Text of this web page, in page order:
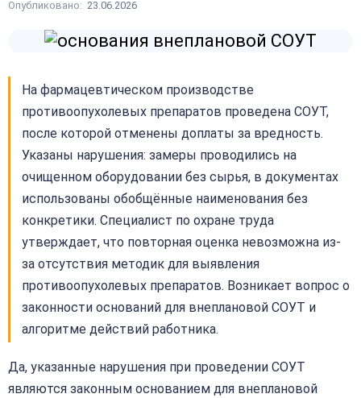
Опубликовано: 23.06.2026
На фармацевтическом производстве
противоопухолевых препаратов проведена СОУТ,
после которой отменены доплаты за вредность.
Указаны нарушения: замеры проводились на
очищенном оборудовании без сырья, в документах
использованы обобщённые наименования без
конкретики. Специалист по охране труда
утверждает, что повторная оценка невозможна из-
за отсутствия методик для выявления
противоопухолевых препаратов. Возникает вопрос о
законности оснований для внеплановой СОУТ и
алгоритме действий работника.
Да, указанные нарушения при проведении СОУТ
являются законным основанием для внеплановой